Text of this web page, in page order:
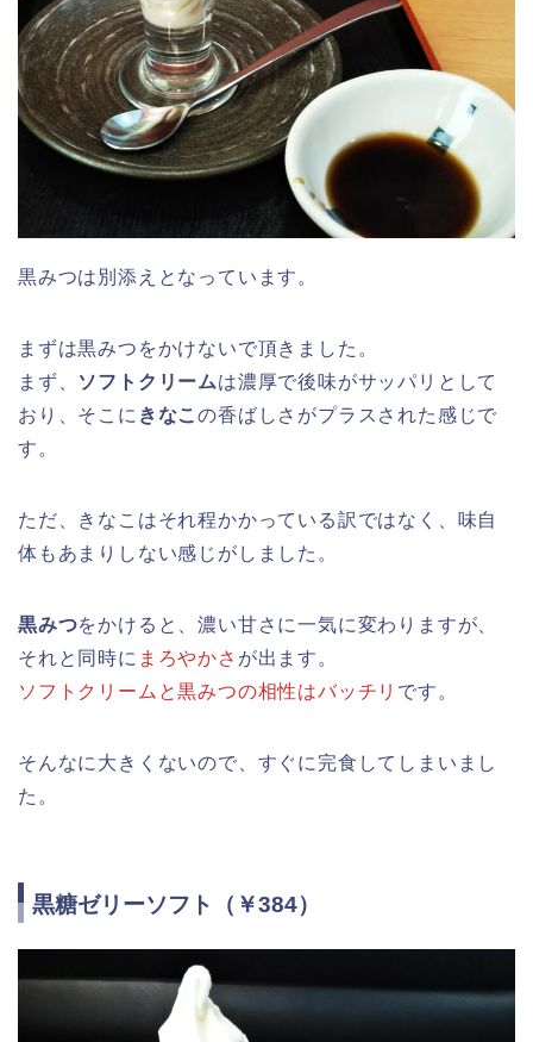
黒みつは別添えとなっています。
まずは黒みつをかけないで頂きました。
まず、 ソフトクリームは濃厚で後味がサッパリとして
おり、そこに きなこの香ばしさがプラスされた感じで
す。
ただ、きなこはそれ程かかっている訳ではなく、味自
体もあまりしない感じがしました。
黒みつをかけると、濃い甘さに一気に変わりますが、
それと同時に まろやかさ が出ます。
ソフトクリームと黒みつの相性はバッチリ です。
そんなに大きくないので、すぐに完食してしまいまし
た。
黒糖ゼリーソフト（￥384）